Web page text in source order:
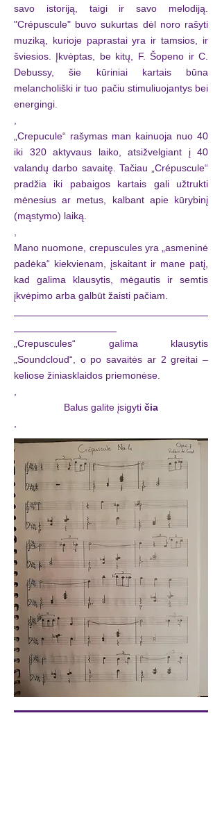
savo istoriją, taigi ir savo melodiją.
"Crépuscule" buvo sukurtas dėl noro rašyti
muziką, kurioje paprastai yra ir tamsios, ir
šviesios. Įkvėptas, be kitų, F. Šopeno ir C.
Debussy, šie kūriniai kartais būna
melancholiški ir tuo pačiu stimuliuojantys bei
energingi.
„Crepucule“ rašymas man kainuoja nuo 40
iki 320 aktyvaus laiko, atsižvelgiant į 40
valandų darbo savaitę. Tačiau „Crépuscule“
pradžia iki pabaigos kartais gali užtrukti
mėnesius ar metus, kalbant apie kūrybinį
(mąstymo) laiką.
Mano nuomone, crepuscules yra „asmeninė
padėka“ kiekvienam, įskaitant ir mane patį,
kad galima klausytis, mėgautis ir semtis
įkvėpimo arba galbūt žaisti pačiam.
„Crepuscules“ galima klausytis
„Soundcloud“, o po savaitės ar 2 greitai –
keliose žiniasklaidos priemonėse.
Balus galite įsigyti čia